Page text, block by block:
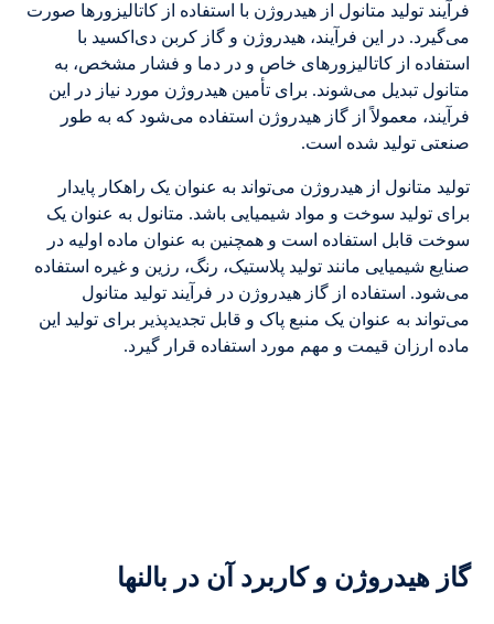
فرآیند تولید متانول از هیدروژن با استفاده از کاتالیزورها صورت
می‌گیرد. در این فرآیند، هیدروژن و گاز کربن دی‌اکسید با
استفاده از کاتالیزورهای خاص و در دما و فشار مشخص، به
متانول تبدیل می‌شوند. برای تأمین هیدروژن مورد نیاز در این
فرآیند، معمولاً از گاز هیدروژن استفاده می‌شود که به طور
صنعتی تولید شده است.
تولید متانول از هیدروژن می‌تواند به عنوان یک راهکار پایدار
برای تولید سوخت و مواد شیمیایی باشد. متانول به عنوان یک
سوخت قابل استفاده است و همچنین به عنوان ماده اولیه در
صنایع شیمیایی مانند تولید پلاستیک، رنگ، رزین و غیره استفاده
می‌شود. استفاده از گاز هیدروژن در فرآیند تولید متانول
می‌تواند به عنوان یک منبع پاک و قابل تجدیدپذیر برای تولید این
ماده ارزان قیمت و مهم مورد استفاده قرار گیرد.
گاز هیدروژن و کاربرد آن در بالنها